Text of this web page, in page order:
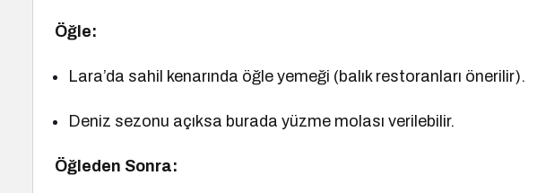
Öğle:
Lara’da sahil kenarında öğle yemeği (balık restoranları önerilir).
Deniz sezonu açıksa burada yüzme molası verilebilir.
Öğleden Sonra: